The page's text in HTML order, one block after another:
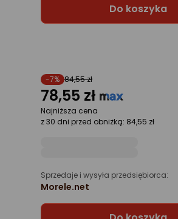
Do koszyka
-7% 84,55 zł
78,55 zł
Najniższa cena
z 30 dni przed obniżką: 84,55 zł
Sprzedaje i wysyła przedsiębiorca:
Morele.net